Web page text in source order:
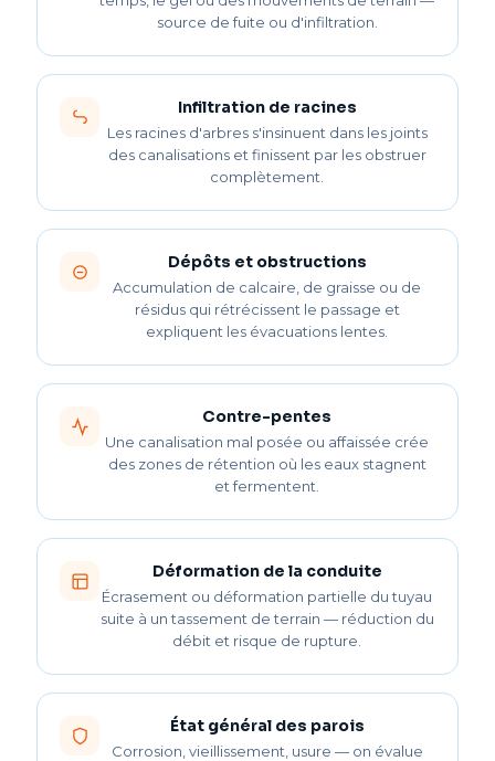
source de fuite ou d'infiltration.
Infiltration de racines
Les racines d'arbres s'insinuent dans les joints
des canalisations et finissent par les obstruer
complètement.
Dépôts et obstructions
Accumulation de calcaire, de graisse ou de
résidus qui rétrécissent le passage et
expliquent les évacuations lentes.
Contre-pentes
Une canalisation mal posée ou affaissée crée
des zones de rétention où les eaux stagnent
et fermentent.
Déformation de la conduite
Écrasement ou déformation partielle du tuyau
suite à un tassement de terrain — réduction du
débit et risque de rupture.
État général des parois
Corrosion, vieillissement, usure — on évalue